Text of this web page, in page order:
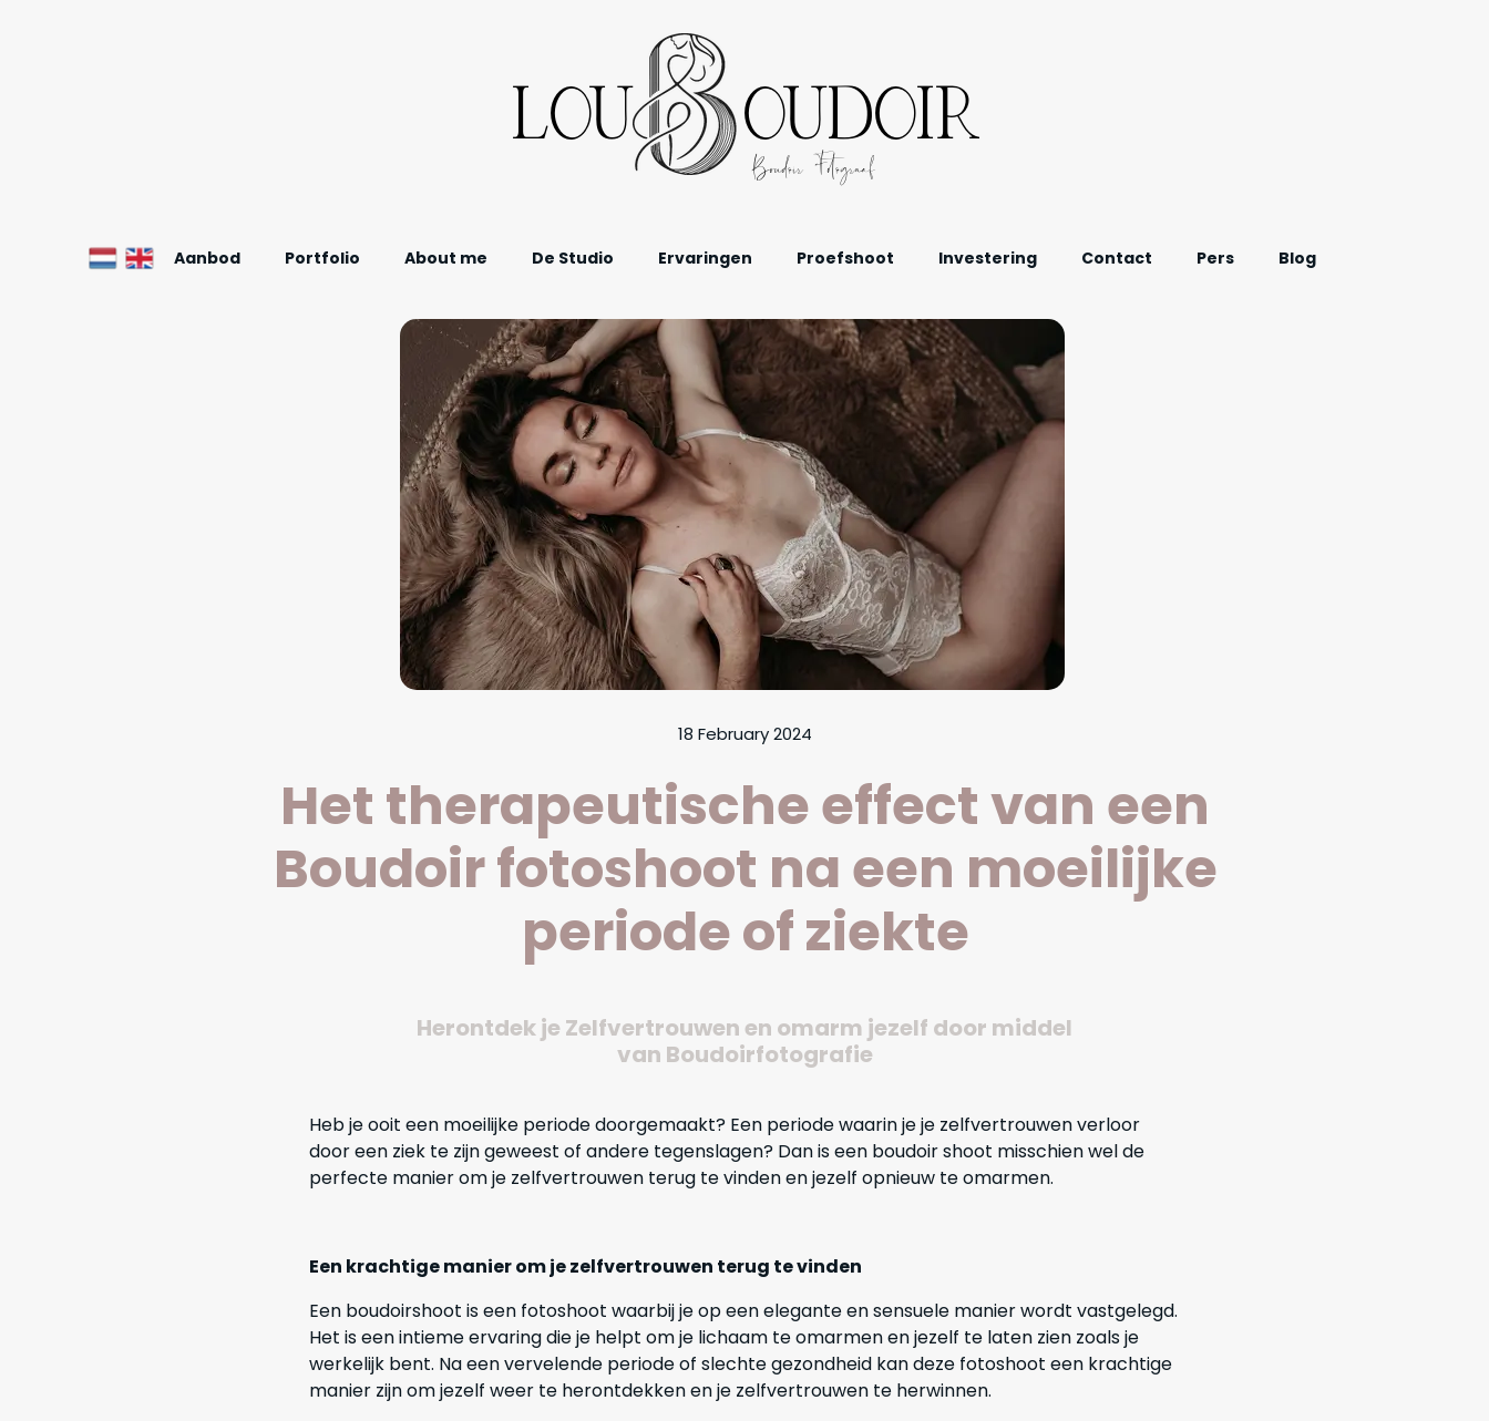
Aanbod Portfolio About me De Studio Ervaringen Proefshoot Investering Contact Pers Blog
LOU OUDOIR
Boudoir Fotograaf
18 February 2024
Het therapeutische effect van een
Boudoir fotoshoot na een moeilijke
periode of ziekte
Herontdek je Zelfvertrouwen en omarm jezelf door middel
van Boudoirfotografie
Heb je ooit een moeilijke periode doorgemaakt? Een periode waarin je je zelfvertrouwen verloor
door een ziek te zijn geweest of andere tegenslagen? Dan is een boudoir shoot misschien wel de
perfecte manier om je zelfvertrouwen terug te vinden en jezelf opnieuw te omarmen.
Een krachtige manier om je zelfvertrouwen terug te vinden
Een boudoirshoot is een fotoshoot waarbij je op een elegante en sensuele manier wordt vastgelegd.
Het is een intieme ervaring die je helpt om je lichaam te omarmen en jezelf te laten zien zoals je
werkelijk bent. Na een vervelende periode of slechte gezondheid kan deze fotoshoot een krachtige
manier zijn om jezelf weer te herontdekken en je zelfvertrouwen te herwinnen.